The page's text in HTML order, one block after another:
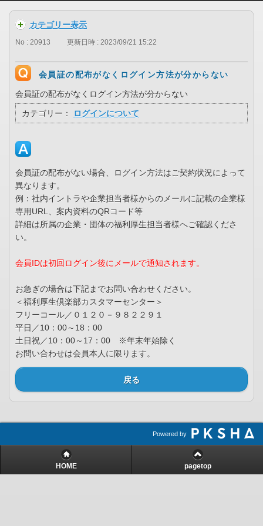
カテゴリー表示
No : 20913 更新日時 : 2023/09/21 15:22
会員証の配布がなくログイン方法が分からない
会員証の配布がなくログイン方法が分からない
カテゴリー： ログインについて
会員証の配布がない場合、ログイン方法はご契約状況によって
異なります。
例：社内イントラや企業担当者様からのメールに記載の企業様
専用URL、案内資料のQRコード等
詳細は所属の企業・団体の福利厚生担当者様へご確認くださ
い。
会員IDは初回ログイン後にメールで通知されます。
お急ぎの場合は下記までお問い合わせください。
＜福利厚生倶楽部カスタマーセンター＞
フリーコール／０１２０－９８２２９１
平日／10：00～18：00
土日祝／10：00～17：00 ※年末年始除く
お問い合わせは会員本人に限ります。
戻る
Powered by
HOME pagetop